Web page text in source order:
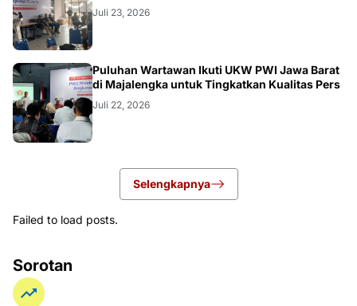
Juli 23, 2026
Puluhan Wartawan Ikuti UKW PWI Jawa Barat
di Majalengka untuk Tingkatkan Kualitas Pers
Juli 22, 2026
Selengkapnya
Failed to load posts.
Sorotan